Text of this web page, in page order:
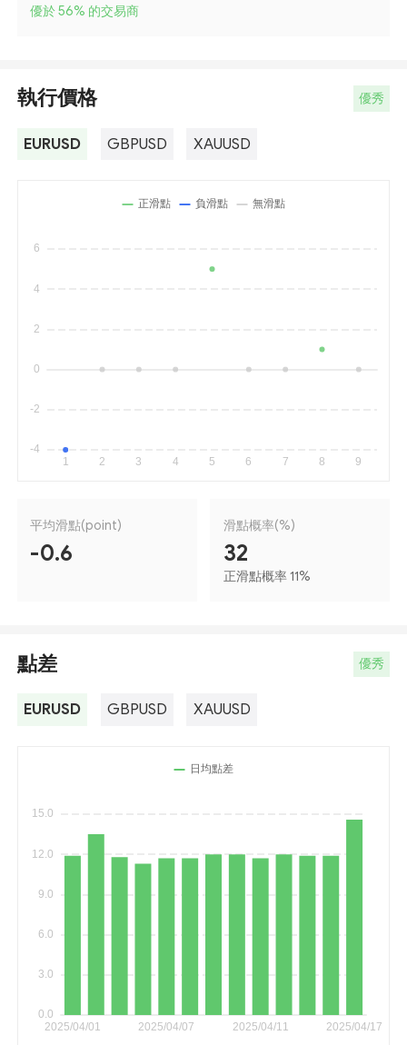
優於 56% 的交易商
執行價格 優秀
EURUSD GBPUSD XAUUSD
平均滑點(point)
-0.6
滑點概率(%)
32
正滑點概率 11%
點差 優秀
EURUSD GBPUSD XAUUSD